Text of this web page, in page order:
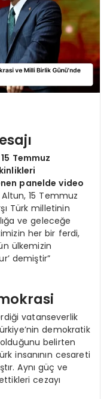
Temmuz
panelde video
Altun, 15 Temmuz
Türk milletinin
ve geleceğe
her bir ferdi,
ülkemizin
demiştir”
vatanseverlik
demokratik
belirten
insanının cesareti
Aynı güç ve
cezayı